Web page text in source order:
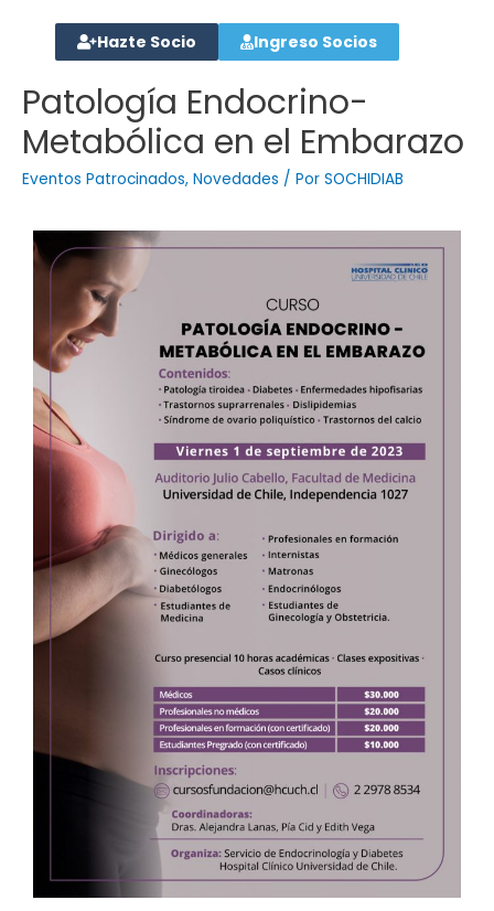
Hazte Socio Ingreso Socios
Patología Endocrino-
Metabólica en el Embarazo
Eventos Patrocinados, Novedades / Por SOCHIDIAB